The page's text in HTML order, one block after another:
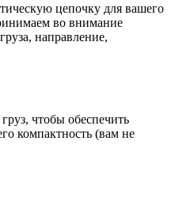
цепочку для вашего
во внимание
направление,
чтобы обеспечить
компактность (вам не